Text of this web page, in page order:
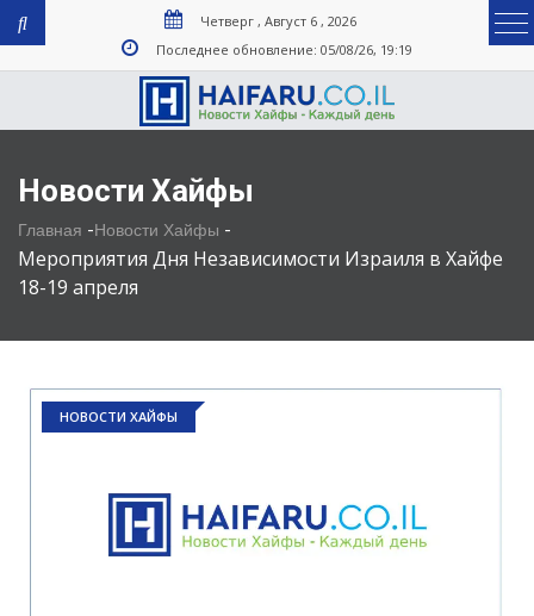
Четверг , Август 6 , 2026
Последнее обновление: 05/08/26, 19:19
Новости Хайфы
Главная -Новости Хайфы -
Мероприятия Дня Независимости Израиля в Хайфе
18-19 апреля
НОВОСТИ ХАЙФЫ